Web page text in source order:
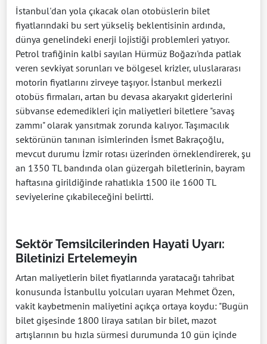
İstanbul'dan yola çıkacak olan otobüslerin bilet
fiyatlarındaki bu sert yükseliş beklentisinin ardında,
dünya genelindeki enerji lojistiği problemleri yatıyor.
Petrol trafiğinin kalbi sayılan Hürmüz Boğazı'nda patlak
veren sevkiyat sorunları ve bölgesel krizler, uluslararası
motorin fiyatlarını zirveye taşıyor. İstanbul merkezli
otobüs firmaları, artan bu devasa akaryakıt giderlerini
sübvanse edemedikleri için maliyetleri biletlere "savaş
zammı" olarak yansıtmak zorunda kalıyor. Taşımacılık
sektörünün tanınan isimlerinden İsmet Bakraçoğlu,
mevcut durumu İzmir rotası üzerinden örneklendirerek, şu
an 1350 TL bandında olan güzergah biletlerinin, bayram
haftasına girildiğinde rahatlıkla 1500 ile 1600 TL
seviyelerine çıkabileceğini belirtti.
Sektör Temsilcilerinden Hayati Uyarı:
Biletinizi Ertelemeyin
Artan maliyetlerin bilet fiyatlarında yaratacağı tahribat
konusunda İstanbullu yolcuları uyaran Mehmet Özen,
vakit kaybetmenin maliyetini açıkça ortaya koydu: "Bugün
bilet gişesinde 1800 liraya satılan bir bilet, mazot
artışlarının bu hızla sürmesi durumunda 10 gün içinde